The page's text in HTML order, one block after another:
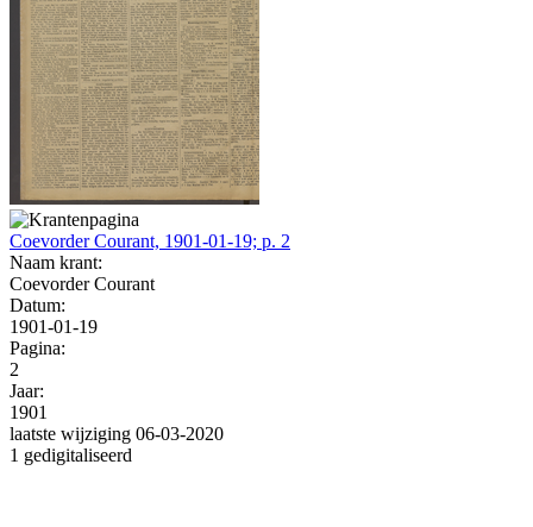
Coevorder Courant, 1901-01-19; p. 2
Naam krant:
Coevorder Courant
Datum:
1901-01-19
Pagina:
2
Jaar:
1901
laatste wijziging 06-03-2020
1 gedigitaliseerd